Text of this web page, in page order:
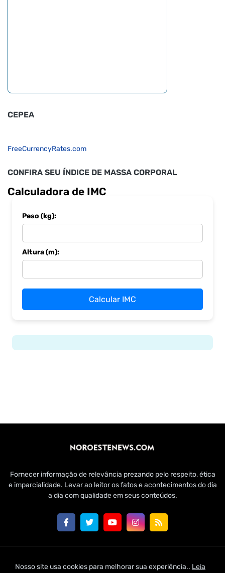
CEPEA
FreeCurrencyRates.com
CONFIRA SEU ÍNDICE DE MASSA CORPORAL
Calculadora de IMC
Peso (kg):
Altura (m):
Calcular IMC
Fornecer informação de relevância prezando pelo respeito, ética
e imparcialidade. Levar ao leitor os fatos e acontecimentos do dia
a dia com qualidade em seus conteúdos.
Customizado por Edmundo Baía Júnior para Jornal Noroeste
Nosso site usa cookies para melhorar sua experiência.. Leia